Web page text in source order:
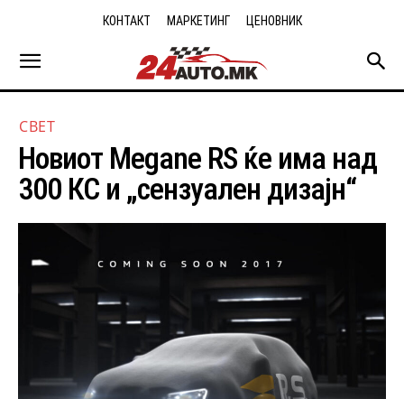
КОНТАКТ МАРКЕТИНГ ЦЕНОВНИК
СВЕТ
Новиот Megane RS ќе има над
300 КС и „сензуален дизајн“